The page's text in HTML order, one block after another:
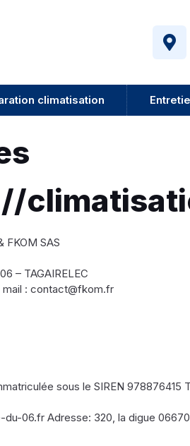
climatisation
FKOM SAS
– TAGAIRELEC
mail : contact@fkom.fr
sous le SIREN 978876415
06.fr Adresse: 320, la digue